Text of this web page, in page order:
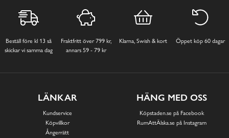
Beställ före kl 13 så
skickar vi samma dag
Fraktfritt över 799 kr,
annars 59 - 79 kr
Klarna, Swish & kort Öppet köp 60 dagar
LÄNKAR
Kundservice
Köpvillkor
Ångerrätt
HÄNG MED OSS
Köpstaden.se på Facebook
RumAttÄlska.se på Instagram